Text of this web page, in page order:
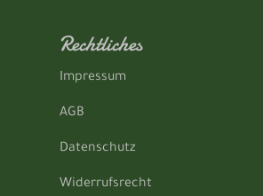
Rechtliches
Impressum
AGB
Datenschutz
Widerrufsrecht